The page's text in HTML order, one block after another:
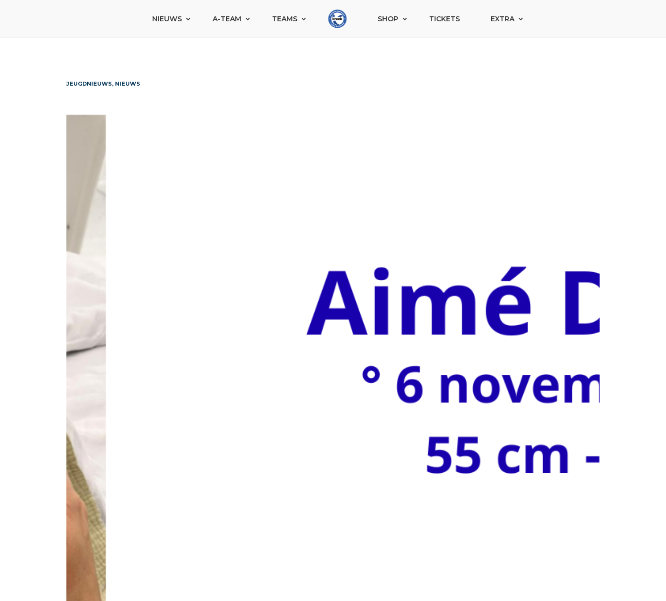
NIEUWS A-TEAM TEAMS SHOP TICKETS EXTRA
JEUGDNIEUWS, NIEUWS